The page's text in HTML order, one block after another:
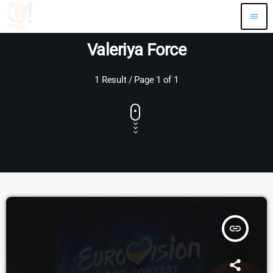
menu
Valeriya Force
1 Result / Page 1 of 1
insert_link